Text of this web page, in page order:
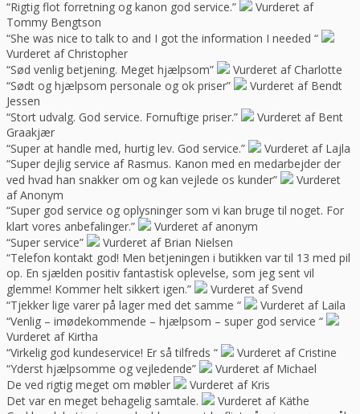
“Rigtig flot forretning og kanon god service.”
Vurderet af
Tommy Bengtson
“She was nice to talk to and I got the information I needed “
Vurderet af Christopher
“Sød venlig betjening. Meget hjælpsom”
Vurderet af Charlotte
“Sødt og hjælpsom personale og ok priser”
Vurderet af Bendt
Jessen
“Stort udvalg. God service. Fornuftige priser.”
Vurderet af Bent
Graakjær
“Super at handle med, hurtig lev. God service.”
Vurderet af Lajla
“Super dejlig service af Rasmus. Kanon med en medarbejder der
ved hvad han snakker om og kan vejlede os kunder”
Vurderet
af Anonym
“Super god service og oplysninger som vi kan bruge til noget. For
klart vores anbefalinger.”
Vurderet af anonym
“Super service”
Vurderet af Brian Nielsen
“Telefon kontakt god! Men betjeningen i butikken var til 13 med pil
op. En sjælden positiv fantastisk oplevelse, som jeg sent vil
glemme! Kommer helt sikkert igen.”
Vurderet af Svend
“Tjekker lige varer på lager med det samme “
Vurderet af Laila
“Venlig – imødekommende – hjælpsom – super god service “
Vurderet af Kirtha
“Virkelig god kundeservice! Er så tilfreds “
Vurderet af Cristine
“Yderst hjælpsomme og vejledende”
Vurderet af Michael
De ved rigtig meget om møbler
Vurderet af Kris
Det var en meget behagelig samtale.
Vurderet af Käthe